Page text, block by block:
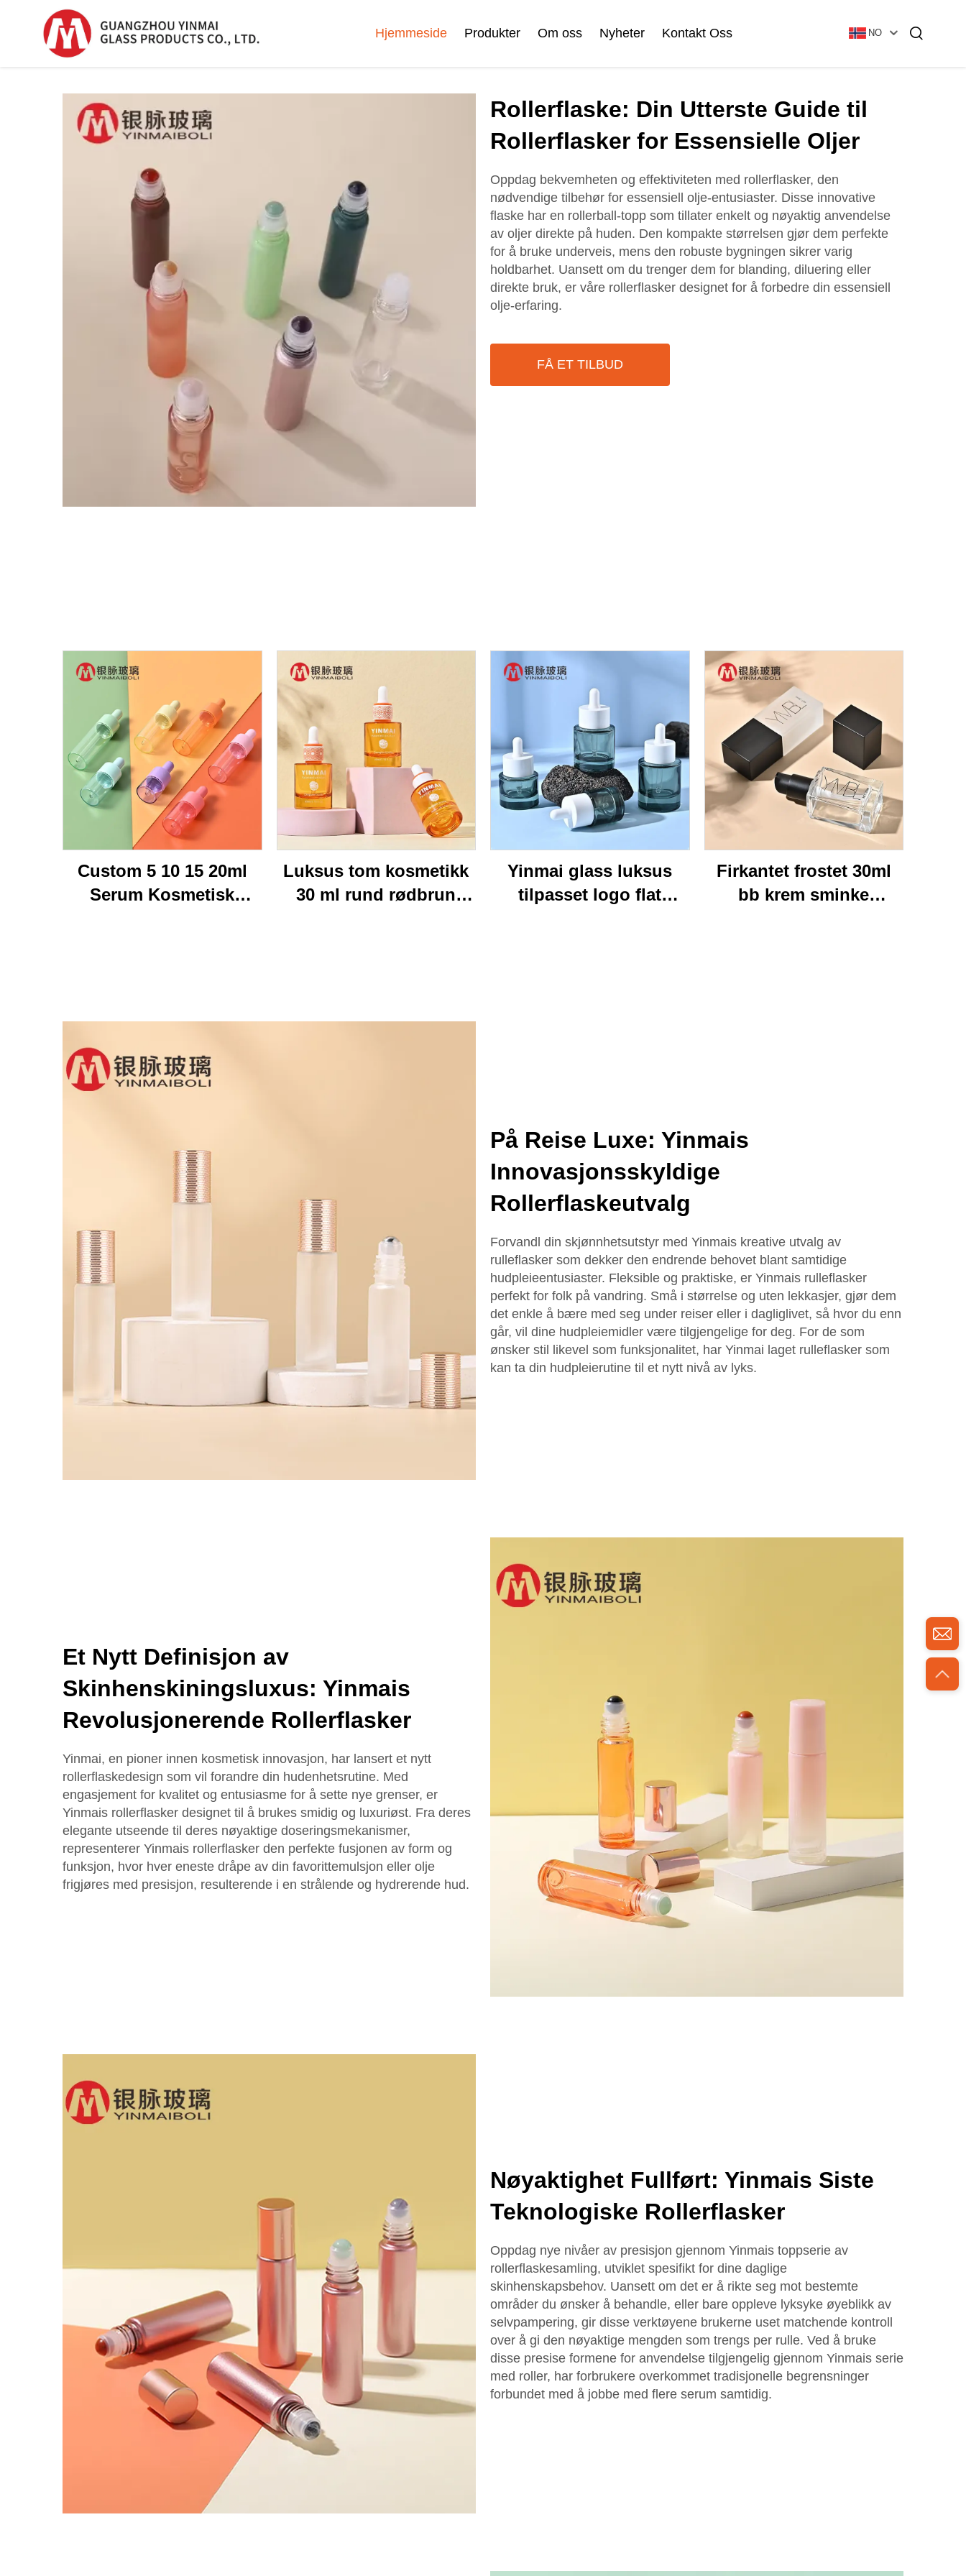
Hjemmeside Produkter
Serum Glassflaske Rulle På Flaske Essensiell Olje Flaske
Parfumflaske Kosmetikk Rør Skjønnhetsflaskesett
Plastisk
Skjønnhetsflaskesett
Glass Vial & Ampoule
Rørformet Glasvial
Ampulle
Lotionflaske I Plast
+8618320020407 Kontakt oss
Om oss Nyheter Kontakt Oss NO
Rollerflaske: Din Utterste Guide til
Rollerflasker for Essensielle Oljer
Oppdag bekvemheten og effektiviteten med rollerflasker, den
nødvendige tilbehør for essensiell olje-entusiaster. Disse innovative
flaske har en rollerball-topp som tillater enkelt og nøyaktig anvendelse
av oljer direkte på huden. Den kompakte størrelsen gjør dem perfekte
for å bruke underveis, mens den robuste bygningen sikrer varig
holdbarhet. Uansett om du trenger dem for blanding, diluering eller
direkte bruk, er våre rollerflasker designet for å forbedre din essensiell
olje-erfaring.
FÅ ET TILBUD
Custom 5 10 15 20ml
Serum Kosmetisk
Luksus tom kosmetikk
30 ml rund rødbrun
Yinmai glass luksus
tilpasset logo flat
Firkantet frostet 30ml
bb krem sminke
På Reise Luxe: Yinmais
Innovasjonsskyldige
Rollerflaskeutvalg
Forvandl din skjønnhetsutstyr med Yinmais kreative utvalg av
rulleflasker som dekker den endrende behovet blant samtidige
hudpleieentusiaster. Fleksible og praktiske, er Yinmais rulleflasker
perfekt for folk på vandring. Små i størrelse og uten lekkasjer, gjør dem
det enkle å bære med seg under reiser eller i dagliglivet, så hvor du enn
går, vil dine hudpleiemidler være tilgjengelige for deg. For de som
ønsker stil likevel som funksjonalitet, har Yinmai laget rulleflasker som
kan ta din hudpleierutine til et nytt nivå av lyks.
Et Nytt Definisjon av
Skinhenskiningsluxus: Yinmais
Revolusjonerende Rollerflasker
Yinmai, en pioner innen kosmetisk innovasjon, har lansert et nytt
rollerflaskedesign som vil forandre din hudenhetsrutine. Med
engasjement for kvalitet og entusiasme for å sette nye grenser, er
Yinmais rollerflasker designet til å brukes smidig og luxuriøst. Fra deres
elegante utseende til deres nøyaktige doseringsmekanismer,
representerer Yinmais rollerflasker den perfekte fusjonen av form og
funksjon, hvor hver eneste dråpe av din favorittemulsjon eller olje
frigjøres med presisjon, resulterende i en strålende og hydrerende hud.
Nøyaktighet Fullført: Yinmais Siste
Teknologiske Rollerflasker
Oppdag nye nivåer av presisjon gjennom Yinmais toppserie av
rollerflaskesamling, utviklet spesifikt for dine daglige
skinhenskapsbehov. Uansett om det er å rikte seg mot bestemte
områder du ønsker å behandle, eller bare oppleve lyksyke øyeblikk av
selvpampering, gir disse verktøyene brukerne uset matchende kontroll
over å gi den nøyaktige mengden som trengs per rulle. Ved å bruke
disse presise formene for anvendelse tilgjengelig gjennom Yinmais serie
med roller, har forbrukere overkommet tradisjonelle begrensninger
forbundet med å jobbe med flere serum samtidig.